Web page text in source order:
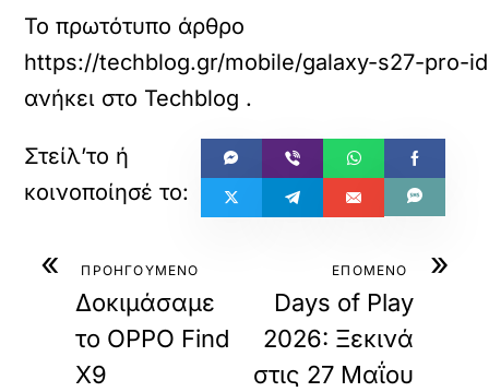
Το πρωτότυπο άρθρο
https://techblog.gr/mobile/galaxy-s27-pro-
ανήκει στο Techblog .
« ΠΡΟΗΓΟΥΜΕΝΟ
Δοκιμάσαμε
το OPPO Find
X9
»
ΕΠΟΜΕΝΟ
Days of Play
2026: Ξεκινά
στις 27 Μαΐου